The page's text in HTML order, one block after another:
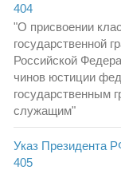
404
"О присвоении
государственной
Российской
чинов юстиции
государственным
служащим"
Указ Президента
405